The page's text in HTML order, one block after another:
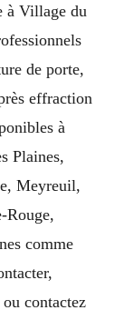
à Village du
de porte,
effraction
à
Plaines,
Meyreuil,
Rouge,
comme
contactez